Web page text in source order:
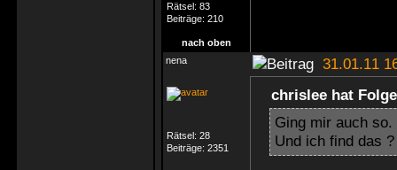
Rätsel: 83
Beiträge: 210
nach oben
nena
31.01.11
Rätsel: 28
Beiträge: 2351
chrislee hat
Ging mir auch so.
Und ich find das